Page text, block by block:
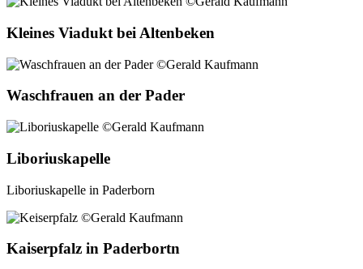
Kleines Viadukt bei Altenbeken
Waschfrauen an der Pader
Liboriuskapelle
Liboriuskapelle in Paderborn
Kaiserpfalz in Paderbortn